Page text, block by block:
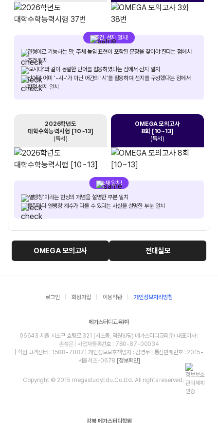
관형어로 기능하는 말, 주체 높임 표현이 포함된 문장을 찾아야 한다는 점에서
조건 일치
‘모시다’와 같이 동일한 단어를 활용하였다는 점에서 선지 일치
선어말 어미 ‘-시-’가 아닌 어간의 ‘시’를 활용하여 선지를 구성했다는 점에서
함정 선지 일치
조건, 선지 일치!
2026학년도
대학수학능력시험 [10~13]
(독서)
OMEGA 모의고사
8회 [10~13]
(독서)
‘열팽창’이라는 현상의 개념을 설명한 부분 일치
물질마다 열팽창 계수가 다를 수 있다는 사실을 설명한 부분 일치
소재 일치!
OMEGA모의고사 전대실모
로그인 회원가입 이용약관 개인정보처리방침
메가스터디교육㈜
06643 서울 서초구 효령로 321 (서초동, 덕원빌딩) 메가스터디교육㈜ 대표이사 :
손성은 | 사업자등록번호 : 780-87-00034
| 학원 고객센터 : 1588-7887 | 개인정보보호책임자 : 김영무 | 통신판매번호 : 2015-
서울서초-0678 [정보확인]
Copyright © 2015 megastudyEdu.Co.Ltd. All rights reserved.
강북 메가스터디학원